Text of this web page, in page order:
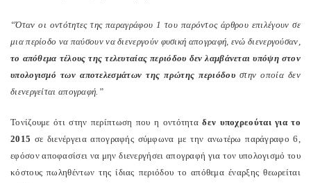
“Όταν οι οντότητες της παραγράφου 1 του παρόντος άρθρου επιλέγουν σε
μια περίοδο να παύσουν να διενεργούν φυσική απογραφή, ενώ διενεργούσαν,
το απόθεμα τέλους της τελευταίας περιόδου δεν λαμβάνεται υπόψη στον
υπολογισμό των αποτελεσμάτων της πρώτης περιόδουστην οποία δεν
διενεργείται απογραφή.”
Τονίζουμε ότι στην περίπτωση που η οντότηταδεν υποχρεούται για το
2015 σε διενέργεια απογραφής σύμφωνα με την ανωτέρω παράγραφο 6,
εφόσον αποφασίσει να μην διενεργήσει απογραφή για τον υπολογισμό του
κόστους πωληθέντων της ίδιας περιόδου το απόθεμα έναρξης θεωρείται